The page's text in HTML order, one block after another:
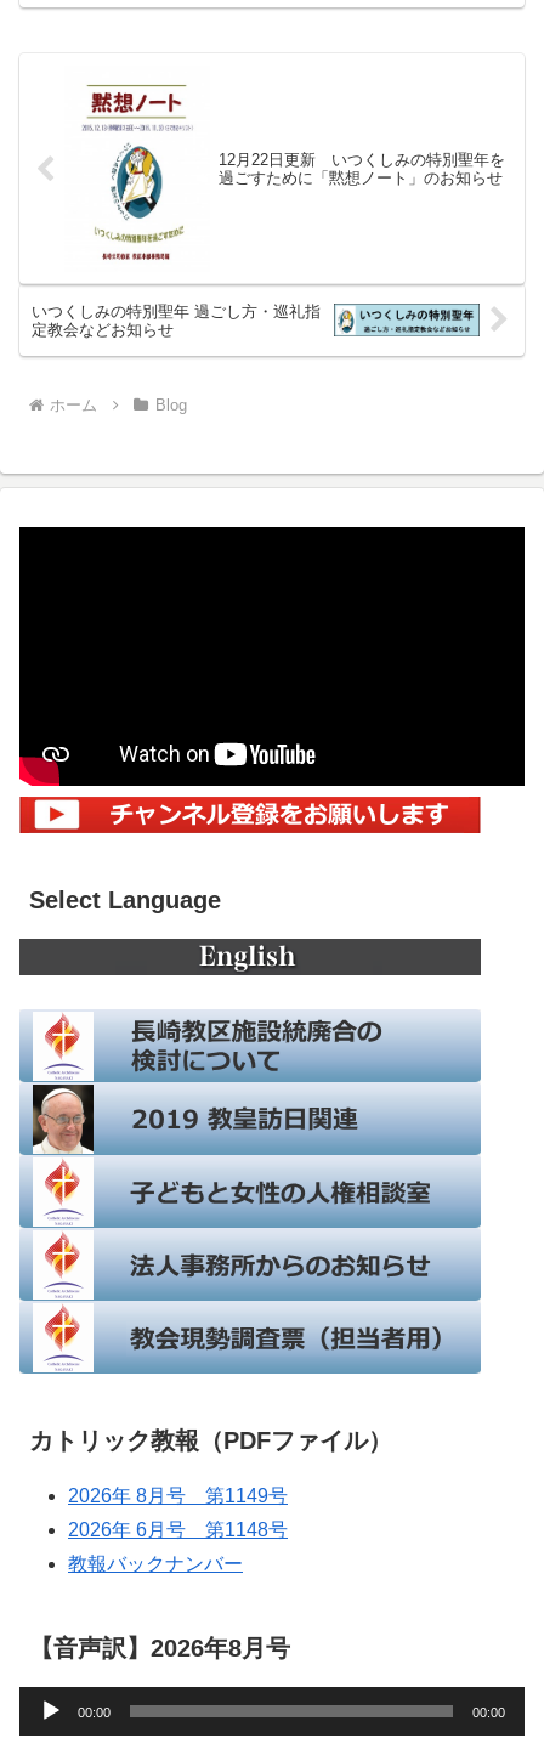
は6月頃行わ...
12月22日更新 いつくしみの特別聖年を
過ごすために「黙想ノート」のお知らせ
いつくしみの特別聖年 過ごし方・巡礼指
定教会などお知らせ
ホーム Blog
Select Language
カトリック教報（PDFファイル）
2026年 8月号 第1149号
2026年 6月号 第1148号
教報バックナンバー
【音声訳】2026年8月号
00:00 00:00